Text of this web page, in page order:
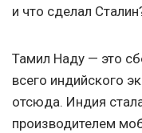
и что сделал
Тамил Наду — это
всего индийского
отсюда. Индия
производителем